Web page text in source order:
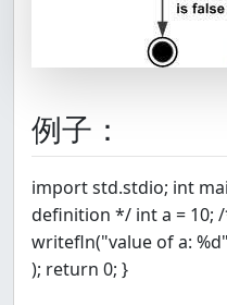
例子：
import std.stdio; int
definition */ int a = 10;
writefln("value of a:
); return 0; }